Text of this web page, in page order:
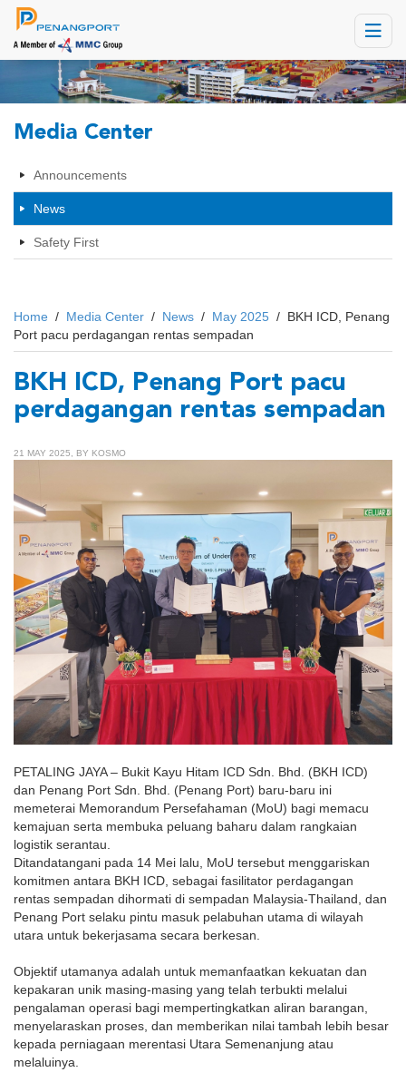
Toggle
Media Center
Announcements
News
Safety First
Home / Media Center / News / May 2025 / BKH ICD, Penang
Port pacu perdagangan rentas sempadan
BKH ICD, Penang Port pacu
perdagangan rentas sempadan
21 MAY 2025, BY KOSMO
PETALING JAYA – Bukit Kayu Hitam ICD Sdn. Bhd. (BKH ICD)
dan Penang Port Sdn. Bhd. (Penang Port) baru-baru ini
memeterai Memorandum Persefahaman (MoU) bagi memacu
kemajuan serta membuka peluang baharu dalam rangkaian
logistik serantau.
Ditandatangani pada 14 Mei lalu, MoU tersebut menggariskan
komitmen antara BKH ICD, sebagai fasilitator perdagangan
rentas sempadan dihormati di sempadan Malaysia-Thailand, dan
Penang Port selaku pintu masuk pelabuhan utama di wilayah
utara untuk bekerjasama secara berkesan.
Objektif utamanya adalah untuk memanfaatkan kekuatan dan
kepakaran unik masing-masing yang telah terbukti melalui
pengalaman operasi bagi mempertingkatkan aliran barangan,
menyelaraskan proses, dan memberikan nilai tambah lebih besar
kepada perniagaan merentasi Utara Semenanjung atau
melaluinya.